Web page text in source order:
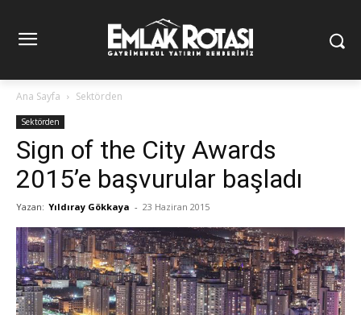
Ana Sayfa Sektörden
Sektörden
Sign of the City Awards
2015’e başvurular başladı
Yazan: Yıldıray Gökkaya - 23 Haziran 2015